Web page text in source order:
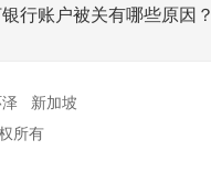
行账户被关有哪些原因？
新加坡
所有